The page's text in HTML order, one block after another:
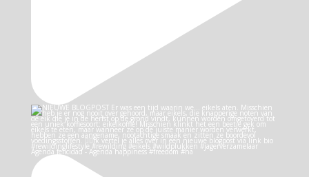
Agenda felicidad - Agenda happiness #freedom #ha